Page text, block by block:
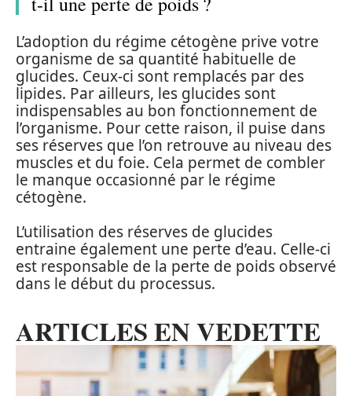
L’adoption du régime cétogène prive votre
organisme de sa quantité habituelle de
glucides. Ceux-ci sont remplacés par des
lipides. Par ailleurs, les glucides sont
indispensables au bon fonctionnement de
l’organisme. Pour cette raison, il puise dans
ses réserves que l’on retrouve au niveau des
muscles et du foie. Cela permet de combler
le manque occasionné par le régime
cétogène.
L’utilisation des réserves de glucides
entraine également une perte d’eau. Celle-ci
est responsable de la perte de poids observé
dans le début du processus.
ARTICLES EN VEDETTE